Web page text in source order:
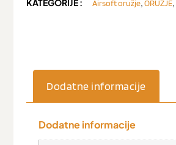
KATEGORIJE :
Airsoft oružje,ORUŽJE,
Dodatne informacije
Dodatne informacije